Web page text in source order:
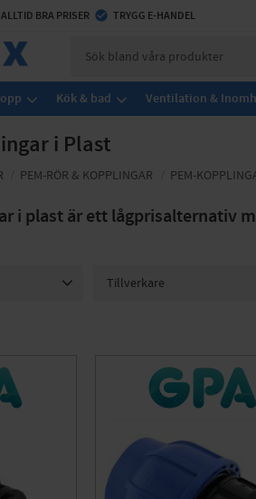
ALLTID BRA PRISER check_circle TRYGG E-HANDEL
Kök & bad Ventilation &
i Plast
PEM-RÖR & KOPPLINGAR PEM-
i plast är ett lågprisalternativ
Tillverkare